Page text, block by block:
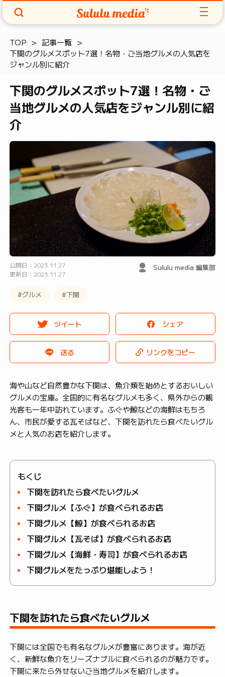
TOP
記事一覧
下関のグルメスポット7選！名物・ご当地グルメの人気店を
ジャンル別に紹介
下関のグルメスポット7選！名物・ご
当地グルメの人気店をジャンル別に紹
介
公開日：2023.11.27
更新日：2023.11.27
Sululu media 編集部
#グルメ #下関
ツイート シェア
送る リンクをコピー
海や山など自然豊かな下関は、魚介類を始めとするおいしい
グルメの宝庫。全国的に有名なグルメも多く、県外からの観
光客も一年中訪れています。ふぐや鯨などの海鮮はもちろ
ん、市民が愛する瓦そばなど、下関を訪れたら食べたいグル
メと人気のお店を紹介します。
もくじ
下関を訪れたら食べたいグルメ
下関グルメ【ふぐ】が食べられるお店
下関グルメ【鯨】が食べられるお店
下関グルメ【瓦そば】が食べられるお店
下関グルメ【海鮮・寿司】が食べられるお店
下関グルメをたっぷり堪能しよう！
下関を訪れたら食べたいグルメ
下関には全国でも有名なグルメが豊富にあります。海が近
く、新鮮な魚介をリーズナブルに食べられるのが魅力です。
下関に来たら外せないご当地グルメを紹介します。